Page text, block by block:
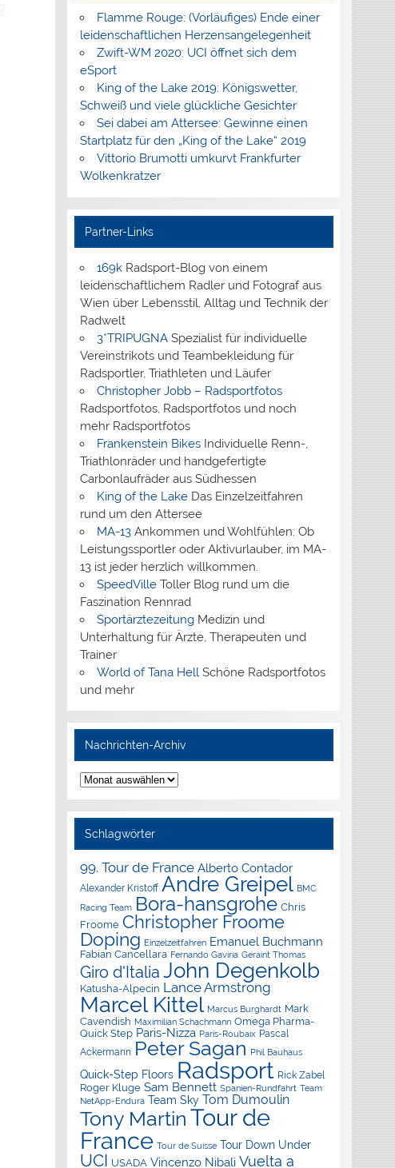
Flamme Rouge: (Vorläufiges) Ende einer
leidenschaftlichen Herzensangelegenheit
Zwift-WM 2020: UCI öffnet sich dem
eSport
King of the Lake 2019: Königswetter,
Schweiß und viele glückliche Gesichter
Sei dabei am Attersee: Gewinne einen
Startplatz für den „King of the Lake“ 2019
Vittorio Brumotti umkurvt Frankfurter
Wolkenkratzer
Partner-Links
169kRadsport-Blog von einem
leidenschaftlichem Radler und Fotograf aus
Wien über Lebensstil, Alltag und Technik der
Radwelt
3*TRIPUGNASpezialist für individuelle
Vereinstrikots und Teambekleidung für
Radsportler, Triathleten und Läufer
Christopher Jobb – Radsportfotos
Radsportfotos, Radsportfotos und noch
mehr Radsportfotos
Frankenstein BikesIndividuelle Renn-,
Triathlonräder und handgefertigte
Carbonlaufräder aus Südhessen
King of the LakeDas Einzelzeitfahren
rund um den Attersee
MA-13Ankommen und Wohlfühlen: Ob
Leistungssportler oder Aktivurlauber, im MA-
13 ist jeder herzlich willkommen.
SpeedVilleToller Blog rund um die
Faszination Rennrad
SportärztezeitungMedizin und
Unterhaltung für Ärzte, Therapeuten und
Trainer
World of Tana Hell Schöne Radsportfotos
und mehr
Nachrichten-Archiv
Nachrichten-
Archiv
Schlagwörter
99. Tour de France Alberto Contador
Alexander Kristoff Andre Greipel BMC
Racing Team Bora-hansgrohe Chris
Froome Christopher Froome
Doping Einzelzeitfahren Emanuel Buchmann
Fabian Cancellara Fernando Gaviria Geraint Thomas
Giro d'Italia John Degenkolb
Katusha-Alpecin Lance Armstrong
Marcel Kittel Marcus Burghardt Mark
Cavendish Maximilian Schachmann Omega Pharma-
Quick Step Paris-Nizza Paris-Roubaix Pascal
Ackermann Peter Sagan Phil Bauhaus
Quick-Step Floors Radsport Rick Zabel
Roger Kluge Sam Bennett Spanien-Rundfahrt Team
NetApp-Endura Team Sky Tom Dumoulin
Tony Martin Tour de
France Tour de Suisse Tour Down Under
UCI USADA Vincenzo Nibali Vuelta a